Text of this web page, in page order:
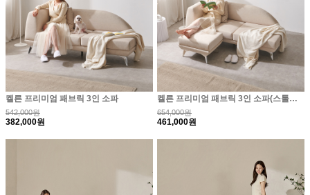
켈른 프리미엄 패브릭 3인 소파
542,000원
382,000원
켈른 프리미엄 패브릭 3인 소파(스툴포함)
654,000원
461,000원